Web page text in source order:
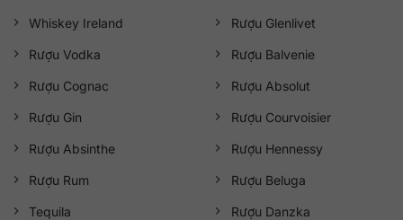
Whiskey Ireland
Rượu Vodka
Rượu Cognac
Rượu Gin
Rượu Absinthe
Rượu Rum
Tequila
Rượu Glenlivet
Rượu Balvenie
Rượu Absolut
Rượu Courvoisier
Rượu Hennessy
Rượu Beluga
Rượu Danzka